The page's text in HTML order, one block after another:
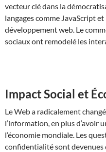
vecteur clé dans la
langages comme JavaScript
développement web. Le
sociaux ont remodelé les
Impact Social et
Le Web a radicalement
l’information, en plus d’avoir
l’économie mondiale. Les
confidentialité sont devenues